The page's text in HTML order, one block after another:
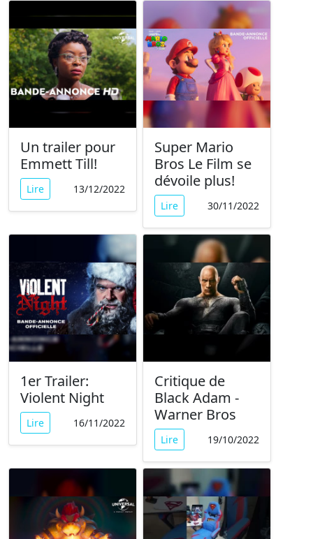
Un trailer pour
Emmett Till!
Lire 13/12/2022
Super Mario
Bros Le Film se
dévoile plus!
Lire 30/11/2022
1er Trailer:
Violent Night
Lire 16/11/2022
Critique de
Black Adam -
Warner Bros
Lire 19/10/2022